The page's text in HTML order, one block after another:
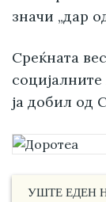
значи „дар
Среќната
ја добил од
УШТЕ ЕДЕН